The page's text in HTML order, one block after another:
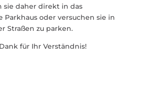
sie daher direkt in das
Parkhaus oder versuchen sie in
Straßen zu parken.
für Ihr Verständnis!